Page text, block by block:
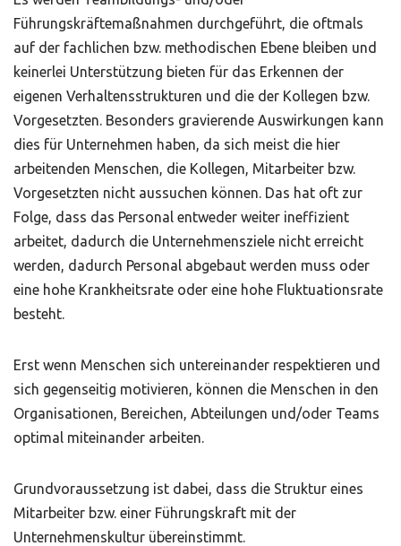
Führungskräftemaßnahmen durchgeführt, die oftmals
auf der fachlichen bzw. methodischen Ebene bleiben und
keinerlei Unterstützung bieten für das Erkennen der
eigenen Verhaltensstrukturen und die der Kollegen bzw.
Vorgesetzten. Besonders gravierende Auswirkungen kann
dies für Unternehmen haben, da sich meist die hier
arbeitenden Menschen, die Kollegen, Mitarbeiter bzw.
Vorgesetzten nicht aussuchen können. Das hat oft zur
Folge, dass das Personal entweder weiter ineffizient
arbeitet, dadurch die Unternehmensziele nicht erreicht
werden, dadurch Personal abgebaut werden muss oder
eine hohe Krankheitsrate oder eine hohe Fluktuationsrate
besteht.
Erst wenn Menschen sich untereinander respektieren und
sich gegenseitig motivieren, können die Menschen in den
Organisationen, Bereichen, Abteilungen und/oder Teams
optimal miteinander arbeiten.
Grundvoraussetzung ist dabei, dass die Struktur eines
Mitarbeiter bzw. einer Führungskraft mit der
Unternehmenskultur übereinstimmt.